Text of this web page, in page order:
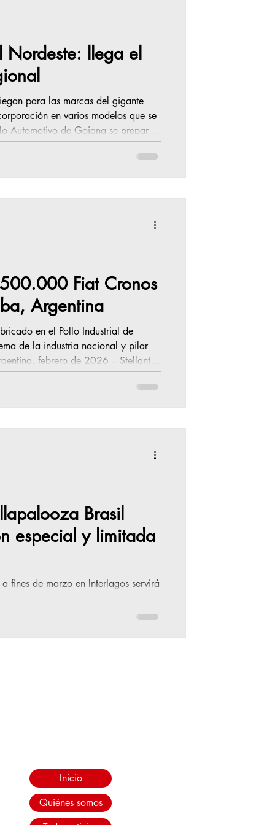
Nordeste: llega el
para las marcas del gigante
en varios modelos que se
el lanzamiento de su primer modelo
en la tecnología Bio-Hybrid , que
Fiat Cronos
Argentina
en el Pollo Industrial de
de la industria nacional y pilar
febrero de 2026 – Stellantis
producción de la unidad número
Brasil
especial y limitada
fines de marzo en Interlagos servirá
modelo, del que fabricarán
Inicio
Quiénes somos